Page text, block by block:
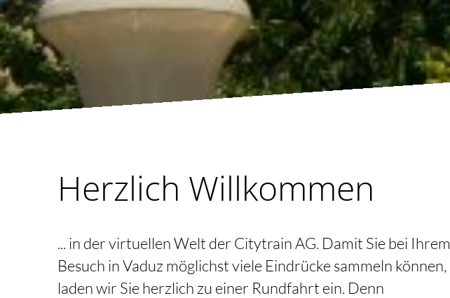
Herzlich Willkommen
... in der virtuellen Welt der Citytrain AG. Damit Sie bei Ihrem
Besuch in Vaduz möglichst viele Eindrücke sammeln können,
laden wir Sie herzlich zu einer Rundfahrt ein. Denn